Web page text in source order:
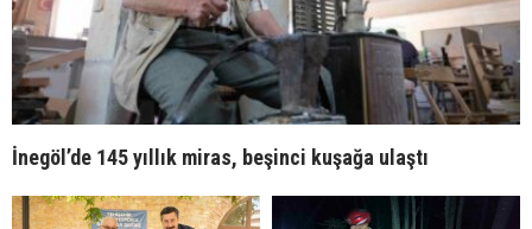
İnegöl’de 145 yıllık miras, beşinci kuşağa ulaştı